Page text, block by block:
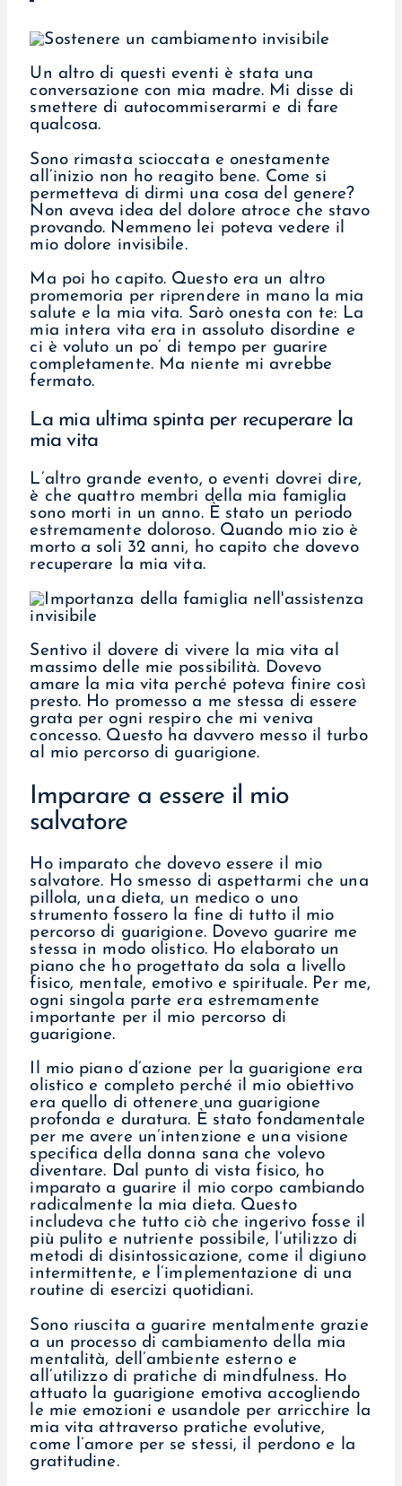
Un altro di questi eventi è stata una
conversazione con mia madre. Mi disse di
smettere di autocommiserarmi e di fare
qualcosa.
Sono rimasta scioccata e onestamente
all’inizio non ho reagito bene. Come si
permetteva di dirmi una cosa del genere?
Non aveva idea del dolore atroce che stavo
provando. Nemmeno lei poteva vedere il
mio dolore invisibile.
Ma poi ho capito. Questo era un altro
promemoria per riprendere in mano la mia
salute e la mia vita. Sarò onesta con te: La
mia intera vita era in assoluto disordine e
ci è voluto un po’ di tempo per guarire
completamente. Ma niente mi avrebbe
fermato.
La mia ultima spinta per recuperare la
mia vita
L’altro grande evento, o eventi dovrei dire,
è che quattro membri della mia famiglia
sono morti in un anno. È stato un periodo
estremamente doloroso. Quando mio zio è
morto a soli 32 anni, ho capito che dovevo
recuperare la mia vita.
Sentivo il dovere di vivere la mia vita al
massimo delle mie possibilità. Dovevo
amare la mia vita perché poteva finire così
presto. Ho promesso a me stessa di essere
grata per ogni respiro che mi veniva
concesso. Questo ha davvero messo il turbo
al mio percorso di guarigione.
Imparare a essere il mio
salvatore
Ho imparato che dovevo essere il mio
salvatore. Ho smesso di aspettarmi che una
pillola, una dieta, un medico o uno
strumento fossero la fine di tutto il mio
percorso di guarigione. Dovevo guarire me
stessa in modo olistico. Ho elaborato un
piano che ho progettato da sola a livello
fisico, mentale, emotivo e spirituale. Per me,
ogni singola parte era estremamente
importante per il mio percorso di
guarigione.
Il mio piano d’azione per la guarigione era
olistico e completo perché il mio obiettivo
era quello di ottenere una guarigione
profonda e duratura. È stato fondamentale
per me avere un’intenzione e una visione
specifica della donna sana che volevo
diventare. Dal punto di vista fisico, ho
imparato a guarire il mio corpo cambiando
radicalmente la mia dieta. Questo
includeva che tutto ciò che ingerivo fosse il
più pulito e nutriente possibile, l’utilizzo di
metodi di disintossicazione, come il digiuno
intermittente, e l’implementazione di una
routine di esercizi quotidiani.
Sono riuscita a guarire mentalmente grazie
a un processo di cambiamento della mia
mentalità, dell’ambiente esterno e
all’utilizzo di pratiche di mindfulness. Ho
attuato la guarigione emotiva accogliendo
le mie emozioni e usandole per arricchire la
mia vita attraverso pratiche evolutive,
come l’amore per se stessi, il perdono e la
gratitudine.